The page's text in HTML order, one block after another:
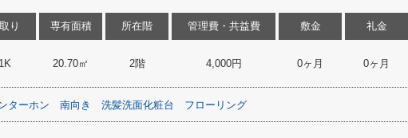
り
1K
専有面積
20.70㎡
所在階
2階
管理費・共益費
4,000円
敷金
0ヶ月
礼金
0ヶ月
ターホン 南向き 洗髪洗面化粧台 フローリング